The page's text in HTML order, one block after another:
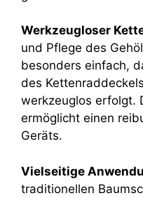
Werkzeugloser
und Pflege des
besonders einfach,
des
werkzeuglos erfolgt.
ermöglicht einen
Geräts.
Vielseitige
traditionellen